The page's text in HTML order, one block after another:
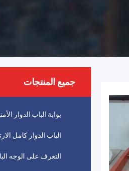
جميع المنتجات
بوابة الباب الدوار
الباب الدوار كامل
التعرف على الوجه